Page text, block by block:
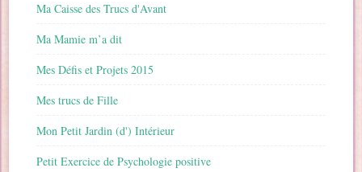
Ma Caisse des Trucs d'Avant
Ma Mamie m’a dit
Mes Défis et Projets 2015
Mes trucs de Fille
Mon Petit Jardin (d') Intérieur
Petit Exercice de Psychologie positive